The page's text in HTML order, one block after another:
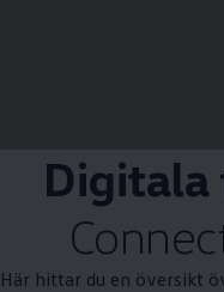
Här hittar du en översikt